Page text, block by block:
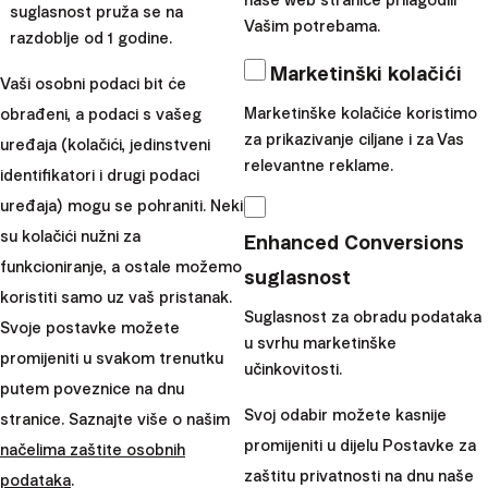
8 financijskih savjeta za bezbrižan godišnji odmor
Ljeto je obično vrijeme kada želimo ostaviti sve brige iza
sebe i uživati u zasluženom odmoru s obitelji i prijateljima.
29. srpanj 2026 arrow_forward
suglasnost pruža se na
razdoblje od 1 godine.
Vaši osobni podaci bit će
obrađeni, a podaci s vašeg
uređaja (kolačići, jedinstveni
identifikatori i drugi podaci
uređaja) mogu se pohraniti. Neki
su kolačići nužni za
funkcioniranje, a ostale možemo
koristiti samo uz vaš pristanak.
Svoje postavke možete
promijeniti u svakom trenutku
putem poveznice na dnu
stranice. Saznajte više o našim
načelima zaštite osobnih
podataka.
Vašim potrebama.
Marketinški kolačići
Marketinške kolačiće koristimo
za prikazivanje ciljane i za Vas
relevantne reklame.
Enhanced Conversions
suglasnost
Suglasnost za obradu podataka
u svrhu marketinške
učinkovitosti.
Svoj odabir možete kasnije
promijeniti u dijelu Postavke za
zaštitu privatnosti na dnu naše